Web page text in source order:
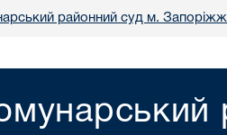
районний суд м.